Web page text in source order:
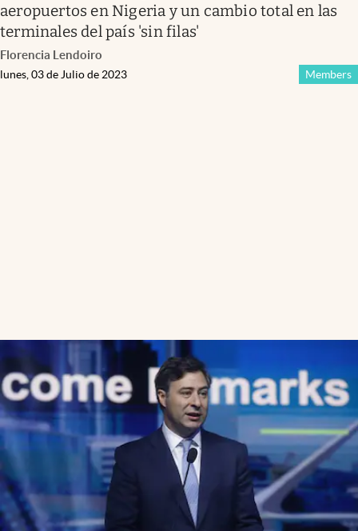
aeropuertos en Nigeria y un cambio total en las
terminales del país 'sin filas'
Florencia Lendoiro
Members
lunes, 03 de Julio de 2023